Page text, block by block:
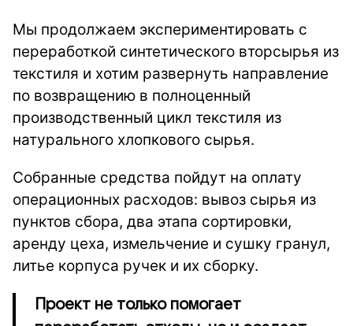
Мы продолжаем экспериментировать с
переработкой синтетического вторсырья из
текстиля и хотим развернуть направление
по возвращению в полноценный
производственный цикл текстиля из
натурального хлопкового сырья.
Собранные средства пойдут на оплату
операционных расходов: вывоз сырья из
пунктов сбора, два этапа сортировки,
аренду цеха, измельчение и сушку гранул,
литье корпуса ручек и их сборку.
Проект не только помогает